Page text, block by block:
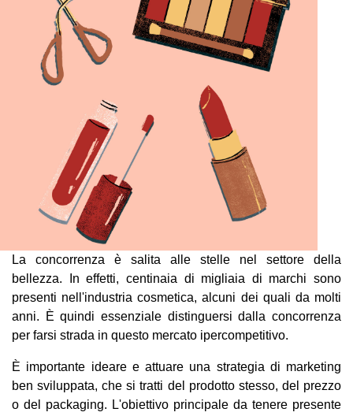
La concorrenza è salita alle stelle nel settore della
bellezza. In effetti, centinaia di migliaia di marchi sono
presenti nell'industria cosmetica, alcuni dei quali da molti
anni. È quindi essenziale distinguersi dalla concorrenza
per farsi strada in questo mercato ipercompetitivo.
È importante ideare e attuare una strategia di marketing
ben sviluppata, che si tratti del prodotto stesso, del prezzo
o del packaging. L'obiettivo principale da tenere presente